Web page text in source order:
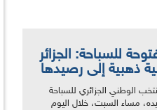
للسباحة: الجزائر
ذهبية إلى رصيدها
الوطني الجزائري للسباحة
مساء السبت، خلال اليوم